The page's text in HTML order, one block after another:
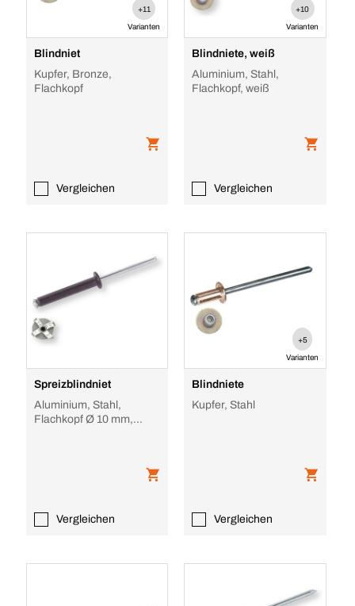
+11
Varianten
Blindniet
Kupfer, Bronze,
Flachkopf
Vergleichen
+10
Varianten
Blindniete, weiß
Aluminium, Stahl,
Flachkopf, weiß
Vergleichen
Spreizblindniet
Aluminium, Stahl,
Flachkopf Ø 10 mm,
Vergleichen
+5
Varianten
Blindniete
Kupfer, Stahl
Vergleichen